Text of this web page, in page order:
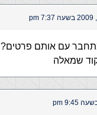
עם אותם פרטים?
שמאלה